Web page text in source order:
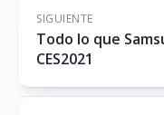
SIGUIENTE
Todo lo que
CES2021